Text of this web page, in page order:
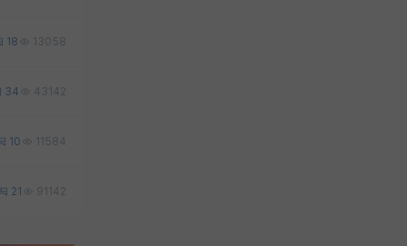
18 13058
34 43142
10 11584
21 91142